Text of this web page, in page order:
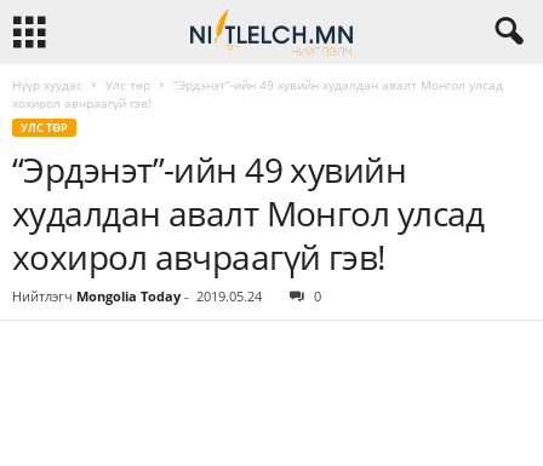
Нүүр хуудас Улс төр
“Эрдэнэт”-ийн 49 хувийн худалдан авалт Монгол улсад
хохирол авчраагүй гэв!
УЛС ТӨР
“Эрдэнэт”-ийн 49 хувийн
худалдан авалт Монгол улсад
хохирол авчраагүй гэв!
Нийтлэгч Mongolia Today - 2019.05.24 0